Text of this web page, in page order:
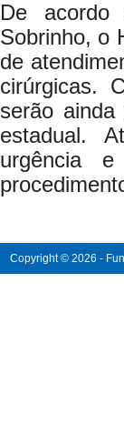
De
Sobrinho, o
de
cirúrgicas.
serão
estadual.
urgência
Copyright © 2026 -